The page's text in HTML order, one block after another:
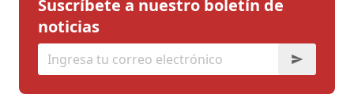
Suscríbete a nuestro boletín de
noticias